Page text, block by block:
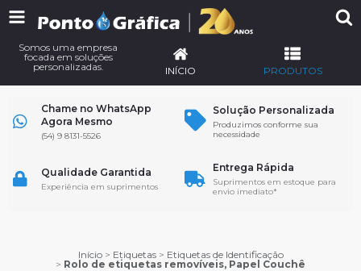
Somos uma empresa
focada em soluções
personalizadas.
INÍCIO PRODUTOS
Chame no WhatsApp
Agora Mesmo
(54) 9 8131-5526
Solução Personalizada
Produzimos conforme sua
necessidade
Qualidade Garantida
Experiência em suprimentos
Entrega Rápida
Suprimentos em estoque para
envio imediato*
Início > Etiquetas > Etiquetas de Identificação
> Rolo de etiquetas removíveis, Papel Couchê